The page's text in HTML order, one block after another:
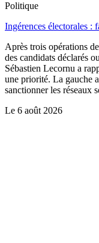
Politique
Ingérences électorales :
Après trois opérations
des candidats déclarés
Sébastien Lecornu a
une priorité. La gauche
sanctionner les réseaux
Le 6 août 2026